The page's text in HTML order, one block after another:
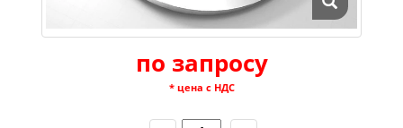
по запросу
* цена с НДС